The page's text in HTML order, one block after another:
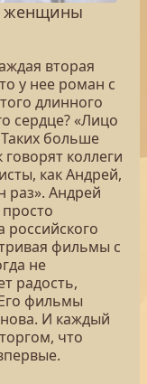
женщины
вторая
у нее роман с
длинного
сердце? «Лицо
Таких больше
коллеги
как Андрей,
раз». Андрей
российского
фильмы с
не
радость,
фильмы
И каждый
что